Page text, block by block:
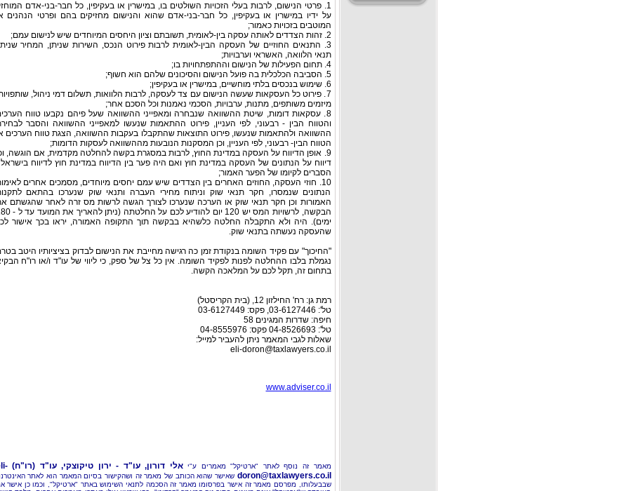
1. פרטי הנישום, לרבות בעלי הזכויות השולטים בו, במישרין או בעקיפין, כל חבר-בני-אדם
על ידיו במישרין או בעקיפין, כל חבר-בני-אדם שהוא והנישום מחזיקים בהם ופרטי הנהנים
המוטבים בזכויות כאמור;
2. זהות הצדדים לאותה עסקה בין-לאומית, תשובתם וציון היחסים המיוחדים שיש לנישום עמם;
3. התנאים החוזיים של העסקה הבין-לאומית לרבות פירוט הנכס, השירות שניתן, המחיר
תנאי הלוואה, האשראי וערבויות;
4. תחום הפעילות של הנישום וההתפתחויות בו;
5. הסביבה הכלכלית בה פועל הנישום והסיכונים שלהם הוא חשוף;
6. שימוש בנכסים בלתי מוחשיים, במישרין או בעקיפין;
7. פירוט כל העסקאות שעשה הנישום עם צד לעסקה, לרבות הלוואות, תשלום דמי ניהול,
מיזמים משותפים, מתנות, ערבויות, הסכמי נאמנות וכל הסכם אחר;
8. עסקאות דומות, שיטת ההשוואה שנבחרה ומאפייני ההשוואה שעל פיהם נקבעו טווח
והטווח הבין - רבעוני, לפי העניין, פירוט ההתאמות שנעשו למאפייני ההשוואה והסבר
ההשוואה ולהתאמות שנעשו, פירוט התוצאות שהתקבלו בעקבות ההשוואה, הצגת טווח הערכים
הטווח הבין- רבעוני, לפי העניין, וכן המסקנות הנובעות מההשוואה לעסקות הדומות;
9. אופן הדיווח על העסקה במדינת החוץ, לרבות במסגרת בקשה להחלטה מקדמית, אם הוגשה,
דיווח על הנתונים של העסקה במדינת חוץ ואם היה פער בין הדיווח במדינת חוץ לדיווח
הסברים לקיומו של הפער האמור;
10. חוזי העסקה, החוזים האחרים בין הצדדים שיש עמם יחסים מיוחדים, מסמכים אחרים
הנתונים שנמסרו, חקר תנאי שוק וניתוח מחירי העברה ותנאי שוק שנערכו בהתאם
האמורות וכן חקר תנאי שוק או הערכה שנערכו לצורך הגשה לרשות מס זרה לאחר שהגשתם
הבקשה, לרשויות המס יש 120 יום להודיע לכם על החלטתה
ימים). היה ולא התקבלה החלטה כלשהיא בבקשה תוך התקופה האמורה, יראו בכך אישור
שהעסקה נעשתה בתנאי שוק.
"החיכוך" עם פקיד השומה בנקודת זמן כה רגישה מחייבת את הנישום לבדוק בציציותיו היטב
נגמלת בלבו ההחלטה לפנות לפקיד השומה. אין כל צל של ספק, כי ליווי של עו"ד ו/או רו"ח
בתחום זה, תקל לכם על המלאכה הקשה.
רמת גן: רח' החילזון 12, (בית הקריסטל)
טל': 03-6127446, פקס: 03-6127449
חיפה: שדרות המגינים 58
טל': 04-8526693 פקס: 04-8555976
שאלות לגבי המאמר ניתן להעביר למייל:
eli-doron@taxlawyers.co.il
www.adviser.co.il
מאמר זה נוסף לאתר "ארטיקל" מאמרים ע"יאלי דורון, עו"ד - ירון טיקוצקי, עו"ד (רו"ח)
doron@taxlawyers.co.il שאישר שהוא הכותב של מאמר זה ושהקישור בסיום המאמר הוא לאתר
שבבעלותו, מפרסם מאמר זה אישר בפרסומו מאמר זה הסכמה לתנאי השימוש באתר "ארטיקל", וכמו כן אישר